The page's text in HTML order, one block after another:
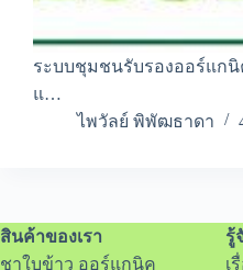
ระบบชุมชนรับรองออร์แกนิ
แ…
ไพวัลย์ พิพัฒธาดา
สินค้าของเรา
ชาใบข้าว ออร์แกนิค
รู้
เ